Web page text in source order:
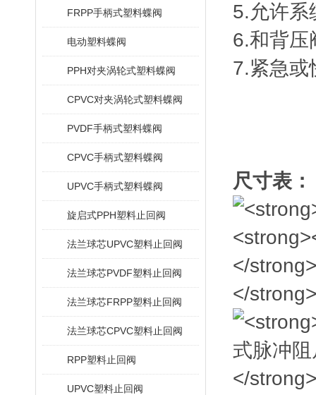
FRPP手柄式塑料蝶阀
电动塑料蝶阀
PPH对夹涡轮式塑料蝶阀
CPVC对夹涡轮式塑料蝶阀
PVDF手柄式塑料蝶阀
CPVC手柄式塑料蝶阀
UPVC手柄式塑料蝶阀
旋启式PPH塑料止回阀
法兰球芯UPVC塑料止回阀
法兰球芯PVDF塑料止回阀
法兰球芯FRPP塑料止回阀
法兰球芯CPVC塑料止回阀
RPP塑料止回阀
UPVC塑料止回阀
5.允许系
6.和背压
7.紧急或
尺寸表：